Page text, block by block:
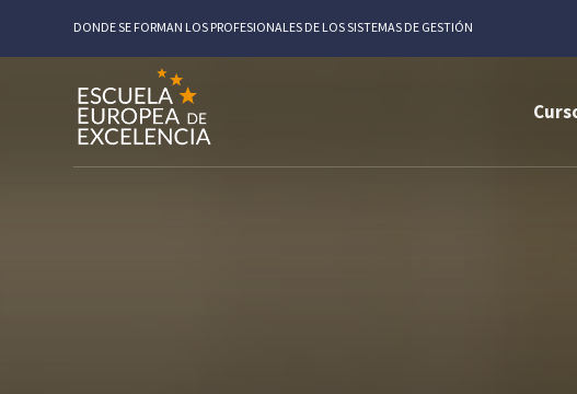
DONDE SE FORMAN LOS PROFESIONALES DE LOS SISTEMAS DE GESTIÓN